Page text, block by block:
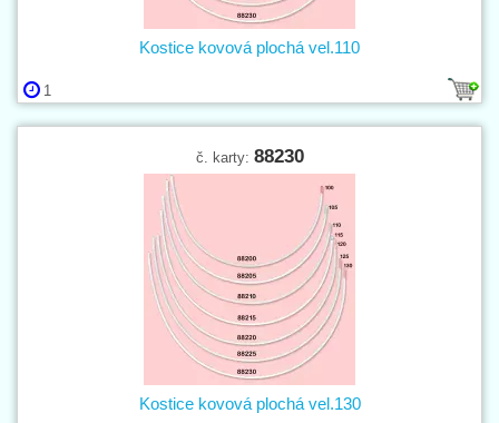
1
Kostice kovová plochá vel.110
č. karty: 88230
Kostice kovová plochá vel.130